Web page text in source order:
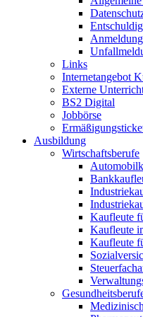
Links
Internetangebot
Externe
BS2 Digital
Jobbörse
Ausbildung
Wirtschaftsberufe
Kaufleute
Kaufleute
Kaufleute